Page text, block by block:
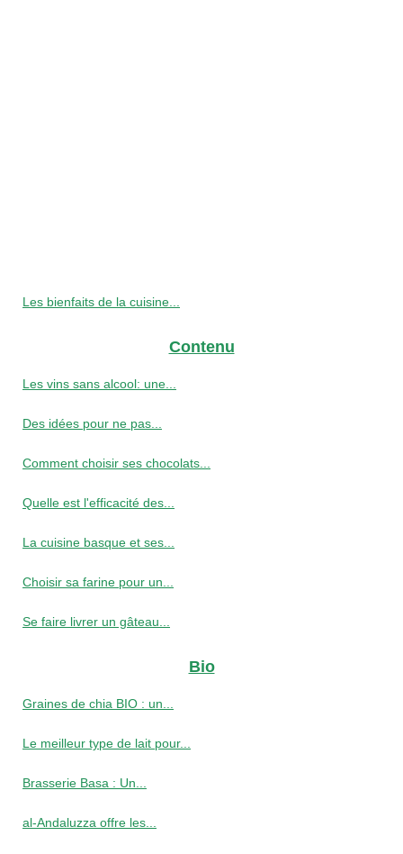
Les bienfaits de la cuisine...
Contenu
Les vins sans alcool: une...
Des idées pour ne pas...
Comment choisir ses chocolats...
Quelle est l'efficacité des...
La cuisine basque et ses...
Choisir sa farine pour un...
Se faire livrer un gâteau...
Bio
Graines de chia BIO : un...
Le meilleur type de lait pour...
Brasserie Basa : Un...
al-Andaluzza offre les...